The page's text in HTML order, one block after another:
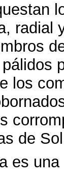
radial
los
de
es